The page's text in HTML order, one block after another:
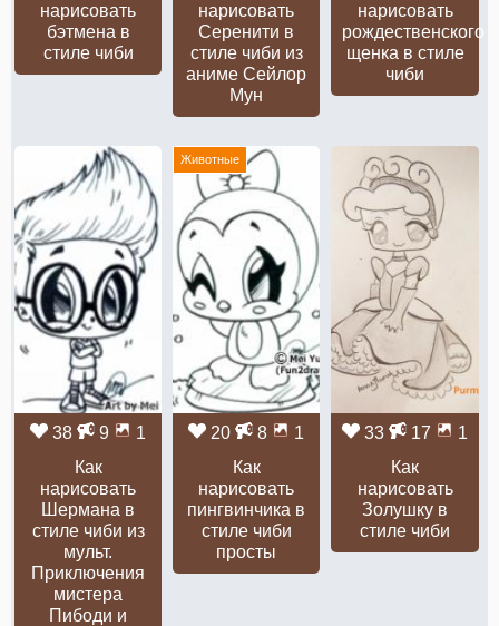
нарисовать
бэтмена в
стиле чиби
нарисовать
Серенити в
стиле чиби из
аниме Сейлор
Мун
нарисовать
рождественского
щенка в стиле
чиби
38 9
1
Как
нарисовать
Шермана в
стиле чиби из
мульт.
Приключения
мистера
Пибоди и
Животные
20 8
1
Как
нарисовать
пингвинчика в
стиле чиби
просты
33 17
1
Как
нарисовать
Золушку в
стиле чиби